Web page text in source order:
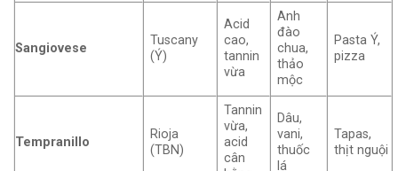
Sangiovese
Tuscany
(Ý)
Acid
cao,
tannin
vừa
Anh
đào
chua,
thảo
mộc
Pasta Ý,
pizza
Tempranillo
Rioja
(TBN)
Tannin
vừa,
acid
cân
Dâu,
vani,
thuốc
lá
Tapas,
thịt nguội